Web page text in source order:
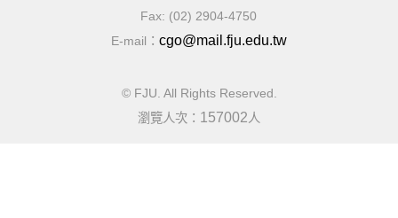
Fax: (02) 2904-4750
E-mail： cgo@mail.fju.edu.tw
© FJU. All Rights Reserved.
瀏覽人次： 157002 人